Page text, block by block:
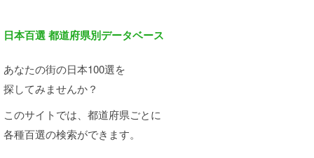
日本百選 都道府県別データベース
あなたの街の日本100選を
探してみませんか？
このサイトでは、都道府県ごとに
各種百選の検索ができます。